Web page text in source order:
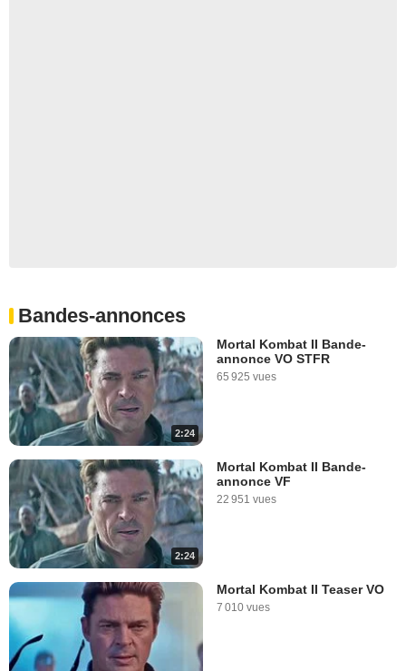
Bandes-annonces
2:24
Mortal Kombat II Bande-
annonce VO STFR
65 925 vues
2:24
Mortal Kombat II Bande-
annonce VF
22 951 vues
Mortal Kombat II Teaser VO
7 010 vues